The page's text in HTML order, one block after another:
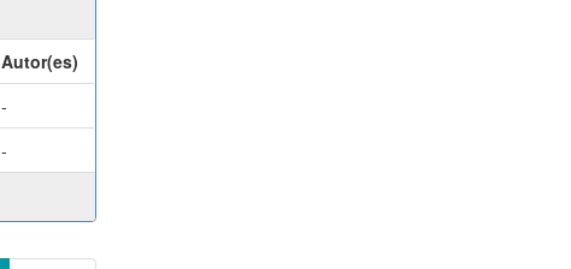
Autor(es)
-
-